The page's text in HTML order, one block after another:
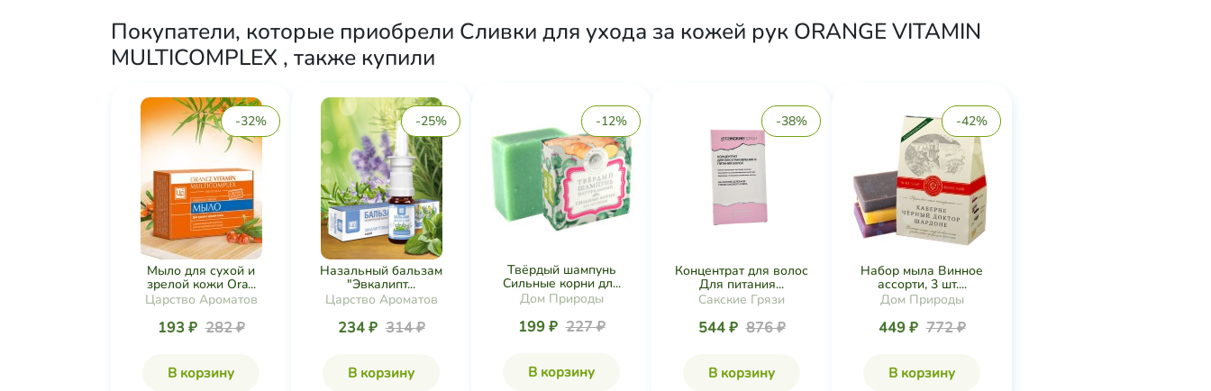
Покупатели, которые приобрели Сливки для ухода за кожей рук ORANGE VITAMIN
MULTICOMPLEX , также купили
-32%
Мыло для сухой и
зрелой кожи Ora...
Царство Ароматов
193 ₽ 282 ₽
В корзину
-25%
Назальный бальзам
"Эвкалипт...
Царство Ароматов
234 ₽ 314 ₽
В корзину
-12%
Твёрдый шампунь
Сильные корни дл...
Дом Природы
199 ₽ 227 ₽
В корзину
-38%
Концентрат для волос
Для питания...
Сакские Грязи
544 ₽ 876 ₽
В корзину
-42%
Набор мыла Винное
ассорти, 3 шт....
Дом Природы
449 ₽ 772 ₽
В корзину